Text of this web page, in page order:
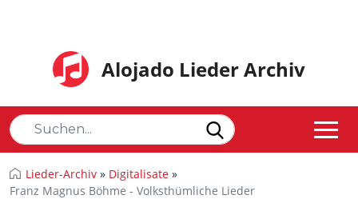
Alojado Lieder Archiv
Lieder-Archiv » Digitalisate »
Franz Magnus Böhme - Volksthümliche Lieder